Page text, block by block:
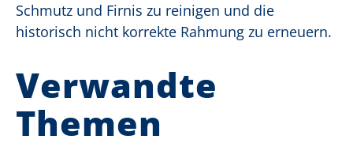
Schmutz und Firnis zu reinigen und die
historisch nicht korrekte Rahmung zu erneuern.
Verwandte
Themen